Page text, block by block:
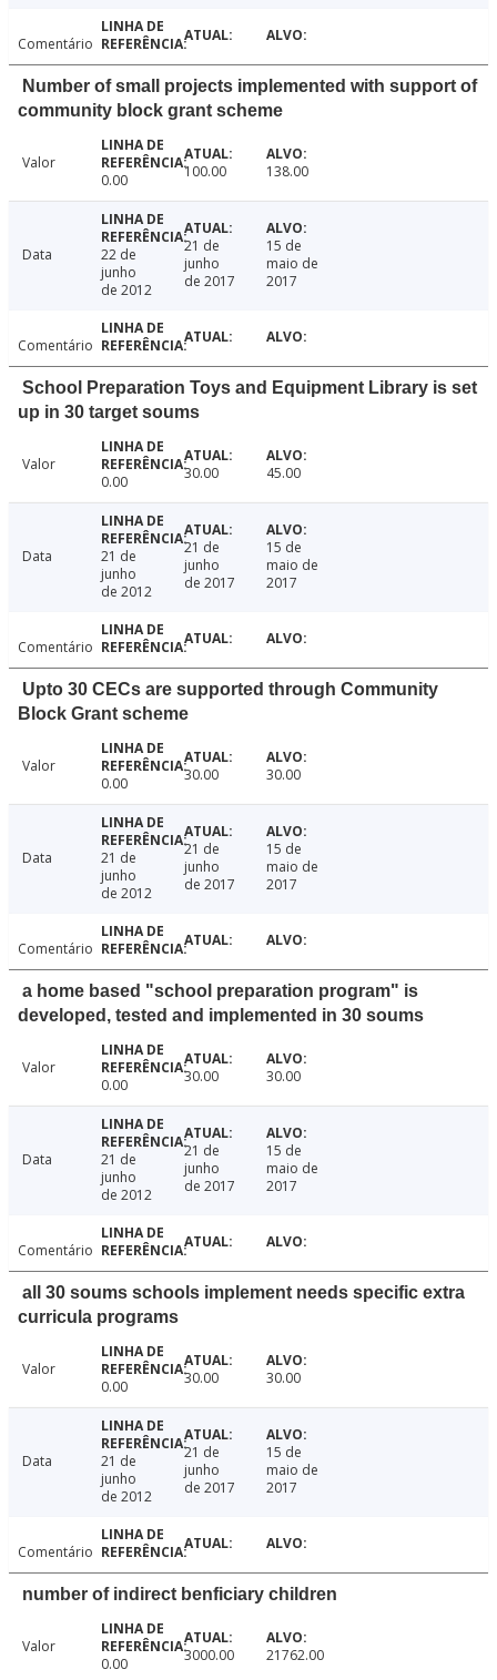
Comentário
Number of small projects implemented with support of
community block grant scheme
Valor
0.00
100.00 138.00
Data
22 de
junho
de 2012
21 de
junho
de 2017
15 de
maio de
2017
Comentário
School Preparation Toys and Equipment Library is set
up in 30 target soums
Valor
0.00
30.00 45.00
Data
21 de
junho
de 2012
21 de
junho
de 2017
15 de
maio de
2017
Comentário
Upto 30 CECs are supported through Community
Block Grant scheme
Valor
0.00
30.00 30.00
Data
21 de
junho
de 2012
21 de
junho
de 2017
15 de
maio de
2017
Comentário
a home based "school preparation program" is
developed, tested and implemented in 30 soums
Valor
0.00
30.00 30.00
Data
21 de
junho
de 2012
21 de
junho
de 2017
15 de
maio de
2017
Comentário
all 30 soums schools implement needs specific extra
curricula programs
Valor
0.00
30.00 30.00
Data
21 de
junho
de 2012
21 de
junho
de 2017
15 de
maio de
2017
Comentário
number of indirect benficiary children
Valor
0.00
3000.00 21762.00